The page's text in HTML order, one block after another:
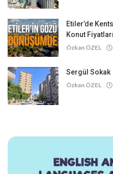
Etiler’de
Konut
Özkan ÖZEL
Sergül Sokak
Özkan ÖZEL